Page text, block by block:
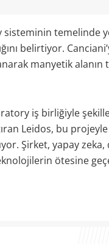
sisteminin temelinde
belirtiyor.
manyetik alanın
iş birliğiyle
Leidos, bu
Şirket, yapay zeka,
ötesine